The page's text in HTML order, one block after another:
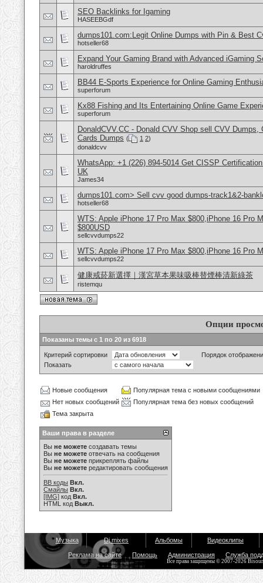
SEO Backlinks for Igaming
HASEEBGdf
dumps101.com:Legit Online Dumps with Pin & Best
hotseller68
Expand Your Gaming Brand with Advanced iGaming
haroldruffes
BB44 E-Sports Experience for Online Gaming
superforum
Kx88 Fishing and Its Entertaining Online Game
superforum
DonaldCVV.CC - Donald CVV Shop sell CVV Dumps,
Cards Dumps ( 1 2)
donaldcvv
WhatsApp: +1 (226) 894-5014​ Get CISSP
UK
James34
dumps101.com> Sell cvv good dumps-track1&2-
hotseller68
WTS: Apple iPhone 17 Pro Max $800,iPhone 16 Pro
$800USD
sellcvvdumps22
WTS: Apple iPhone 17 Pro Max $800,iPhone 16 Pro
sellcvvdumps22
健康戒菸新選擇｜漢宮草本果味吸棒替煙棒清新綠茶
ristemqu
Опции
Показаны темы с 1 по 20 из 6918
Критерий сортировки
Порядок
Показать
Новые сообщения
Популярная тема с новыми сообщениями
Нет новых сообщений
Популярная тема без новых сообщений
Тема закрыта
Ваши права в разделе
Вы не можете создавать темы
Вы не можете отвечать на сообщения
Вы не можете прикреплять файлы
Вы не можете редактировать сообщения
BB коды Вкл.
Смайлы Вкл.
[IMG] код Вкл.
HTML код Выкл.
Музыка Dj mixes Альбомы Видеоклипы
Реклама на сайте Помощь Администрация Служба
Все права защищены © 2007-2026